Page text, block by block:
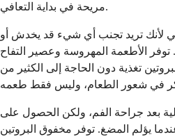
مريحة في بداية التعافي.
لأنك تريد تجنب أي شيء قد يخدش أو
توفر الأطعمة المهروسة وعصير التفاح
تغذية دون الحاجة إلى الكثير من
بعد جراحة الفم، ولكن الحصول على
يؤلم المضغ. توفر مخفوق البروتين